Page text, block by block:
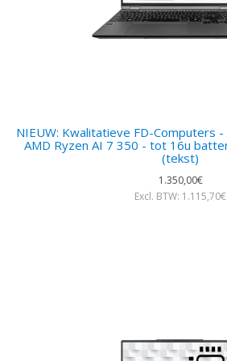
NIEUW: Kwalitatieve FD-Computers
AMD Ryzen AI 7 350 - tot 16u
(tekst)
1.350,00€
Excl. BTW: 1.115,70€